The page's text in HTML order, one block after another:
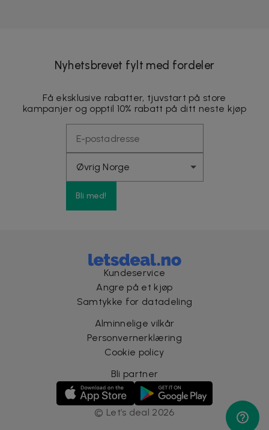
Nyhetsbrevet fylt med fordeler
Få eksklusive rabatter, tjuvstart på store
kampanjer og opptil 10% rabatt på ditt neste kjøp
Bli med!
Kundeservice
Angre på et kjøp
Samtykke for datadeling
Alminnelige vilkår
Personvernerklæring
Cookie policy
Bli partner
© Let’s deal 2026